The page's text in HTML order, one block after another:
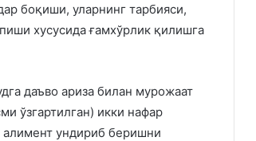
боқиши, уларнинг тарбияси,
хусусида ғамхўрлик қилишга
даъво ариза билан мурожаат
ўзгартилган) икки нафар
алимент ундириб беришни